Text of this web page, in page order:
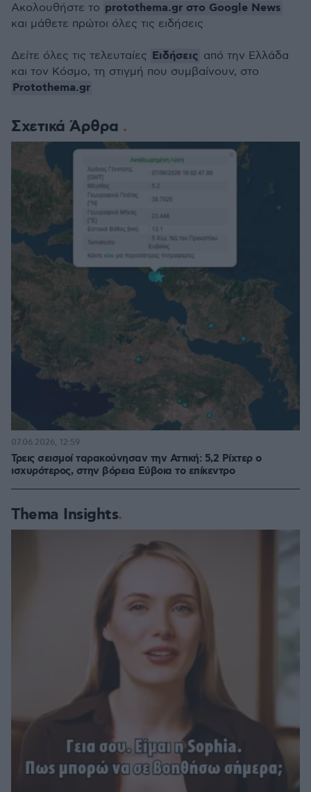
Σχετικά Άρθρα
Τρεις σεισμοί ταρακούνησαν την Αττική: 5,2 Ρίχτερ ο
ισχυρότερος, στην βόρεια Εύβοια το επίκεντρο
07.06.2026, 12:59
Thema Insights
Ακολουθήστε το protothema.gr στο Google News
και μάθετε πρώτοι όλες τις ειδήσεις
Δείτε όλες τις τελευταίες Ειδήσεις από την Ελλάδα
και τον Κόσμο, τη στιγμή που συμβαίνουν, στο
Protothema.gr